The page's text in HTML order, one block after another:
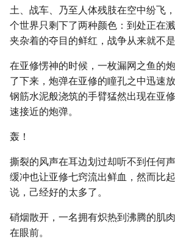
土、战车、乃至人体残肢在空中纷飞
个世界只剩下了两种颜色：到处正在
夹杂着的夺目的鲜红，战争从来就不是
在亚修愣神的时候，一枚漏网之鱼的
了下来，炮弹在亚修的瞳孔之中迅速
钢筋水泥般浇筑的手臂猛然出现在亚
速接近的炮弹。
轰！
撕裂的风声在耳边划过却听不到任何
缓冲也让亚修七窍流出鲜血，然而比
说，己经好的太多了。
硝烟散开，一名拥有炽热到沸腾的肌
在眼前。